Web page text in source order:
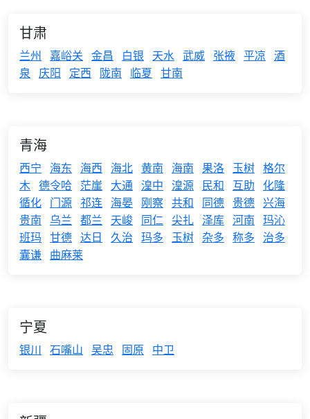
甘肃
兰州 嘉峪关 金昌 白银 天水 武威 张掖 平凉 酒
泉
庆阳 定西 陇南 临夏 甘南
青海
西宁 海东 海西 海北 黄南 海南 果洛 玉树 格尔
木 德令哈 茫崖 大通 湟中 湟源 民和 互助 化隆
循化 门源 祁连 海晏 刚察 共和 同德 贵德 兴海
贵南
乌兰 都兰 天峻 同仁 尖扎 泽库 河南 玛沁
班玛 甘德 达日 久治 玛多 玉树 杂多 称多
治多
囊谦 曲麻莱
宁夏
银川 石嘴山 吴忠 固原 中卫